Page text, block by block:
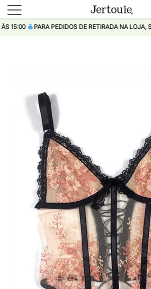
PARA PEDIDOS DE RETIRADA NA LOJA,
conteúdo
Jertouie
Loja de